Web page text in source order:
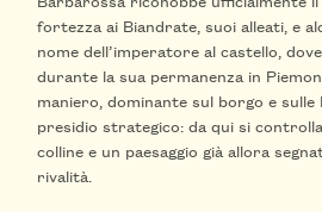
fortezza ai Biandrate, suoi alleati, e
nome dell’imperatore al castello,
durante la sua permanenza in
maniero, dominante sul borgo e sulle
presidio strategico: da qui si
colline e un paesaggio già allora
rivalità.